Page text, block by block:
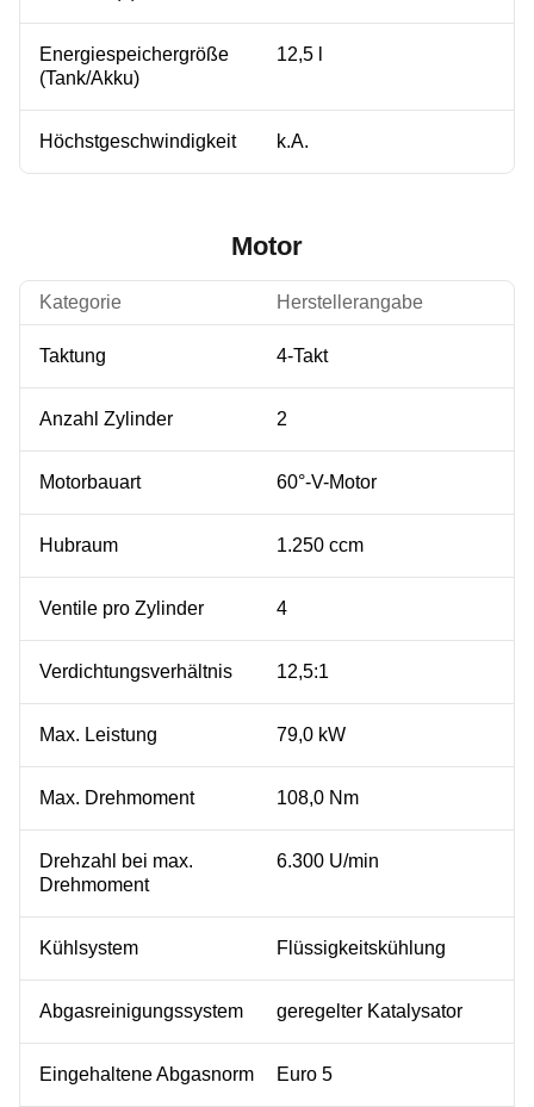
Energiespeichergröße
(Tank/Akku)
12,5 l
Höchstgeschwindigkeit k.A.
Motor
Kategorie Herstellerangabe
Taktung 4-Takt
Anzahl Zylinder 2
Motorbauart 60°-V-Motor
Hubraum 1.250 ccm
Ventile pro Zylinder 4
Verdichtungsverhältnis 12,5:1
Max. Leistung 79,0 kW
Max. Drehmoment 108,0 Nm
Drehzahl bei max.
Drehmoment
6.300 U/min
Kühlsystem Flüssigkeitskühlung
Abgasreinigungssystem geregelter Katalysator
Eingehaltene Abgasnorm Euro 5